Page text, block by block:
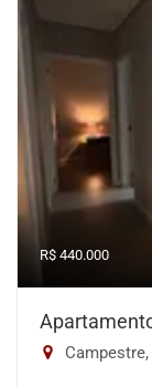
R$ 440.000